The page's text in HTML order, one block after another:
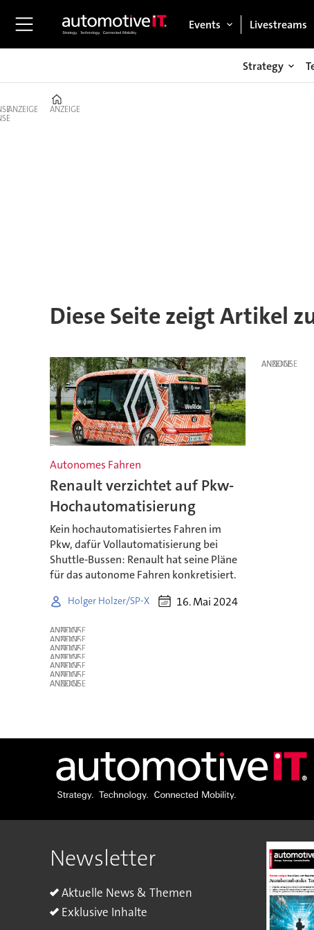
Events Livestreams
Strategy
ANZEIGE ANZEIGE
Diese Seite zeigt Artikel
Autonomes Fahren
Renault verzichtet auf Pkw-
Hochautomatisierung
Kein hochautomatisiertes Fahren im
Pkw, dafür Vollautomatisierung bei
Shuttle-Bussen: Renault hat seine Pläne
für das autonome Fahren konkretisiert.
Holger Holzer/SP-X 16. Mai 2024
ANZEIGE
ANZEIGE
ANZEIGE
ANZEIGE
ANZEIGE
ANZEIGE
ANZEIGE
ANZEIGE
Newsletter
Aktuelle News & Themen
Exklusive Inhalte